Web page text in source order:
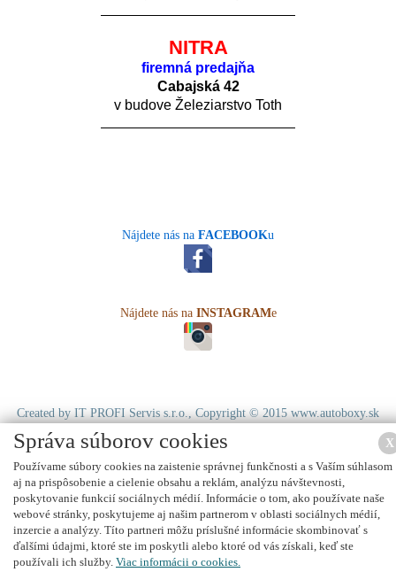
NITRA
firemná predajňa
Cabajská 42
v budove Železiarstvo Toth
Nájdete nás na FACEBOOKu
Nájdete nás na INSTAGRAMe
Created byIT PROFI Servis s.r.o., Copyright © 2015www.autoboxy.sk
X
Správa súborov cookies
Používame súbory cookies na zaistenie správnej funkčnosti a s Vaším súhlasom
aj na prispôsobenie a cielenie obsahu a reklám, analýzu návštevnosti,
poskytovanie funkcií sociálnych médií. Informácie o tom, ako používate naše
webové stránky, poskytujeme aj našim partnerom v oblasti sociálnych médií,
inzercie a analýzy. Títo partneri môžu príslušné informácie skombinovať s
ďalšími údajmi, ktoré ste im poskytli alebo ktoré od vás získali, keď ste
používali ich služby. Viac informácii o cookies.